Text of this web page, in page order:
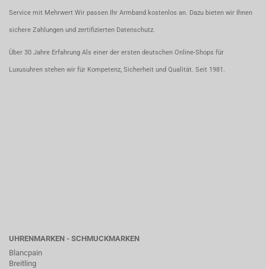
Service mit Mehrwert Wir passen Ihr Armband kostenlos an. Dazu bieten wir Ihnen
sichere Zahlungen und zertifizierten Datenschutz.
Über 30 Jahre Erfahrung Als einer der ersten deutschen Online-Shops für
Luxusuhren stehen wir für Kompetenz, Sicherheit und Qualität. Seit 1981.
UHRENMARKEN - SCHMUCKMARKEN
Blancpain
Breitling